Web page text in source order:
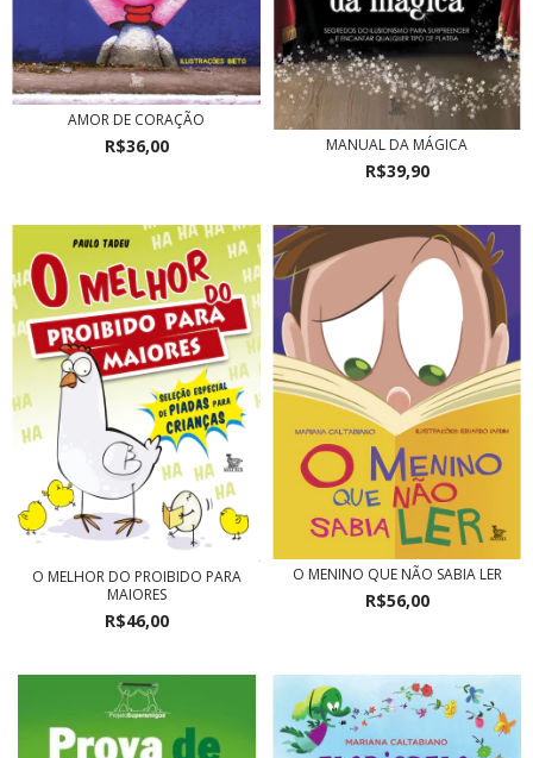
AMOR DE CORAÇÃO
R$36,00 MANUAL DA MÁGICA
R$39,90
O MELHOR DO PROIBIDO PARA
MAIORES
R$46,00
O MENINO QUE NÃO SABIA LER
R$56,00